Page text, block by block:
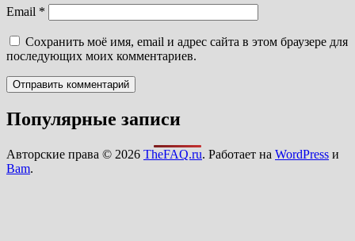
Email *
Сохранить моё имя, email и адрес сайта в этом браузере для
последующих моих комментариев.
Популярные записи
Авторские права © 2026 TheFAQ.ru. Работает на WordPress и
Bam.